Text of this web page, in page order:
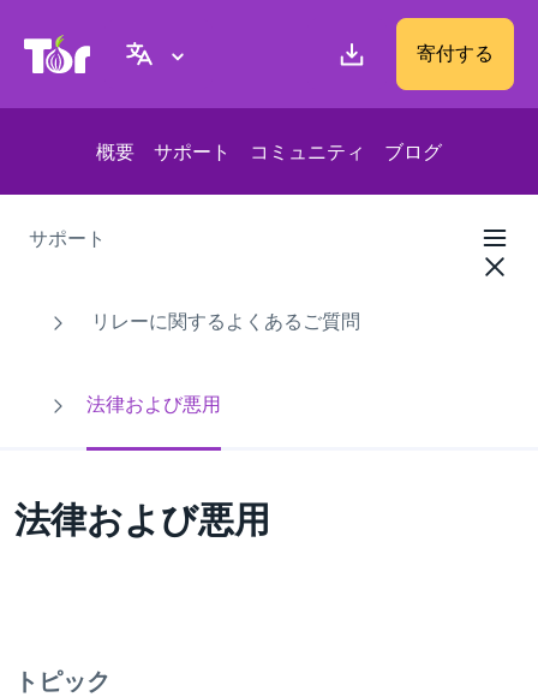
Tor Project ウェブサイト 寄付する
概要 サポート コミュニティ ブログ
サポート
リレーに関するよくあるご質問
法律および悪用
法律および悪用
トピック